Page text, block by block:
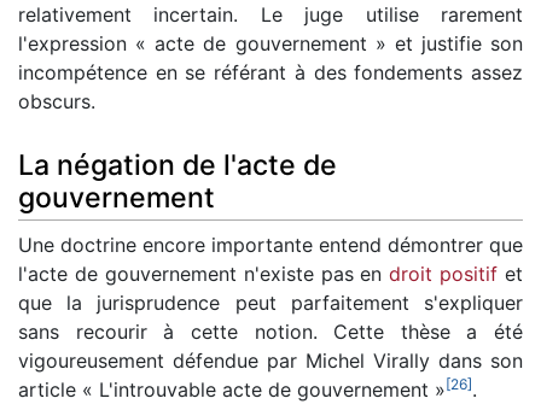
relativement incertain. Le juge utilise rarement
l'expression « acte de gouvernement » et justifie son
incompétence en se référant à des fondements assez
obscurs.
La négation de l'acte de
gouvernement
Une doctrine encore importante entend démontrer que
l'acte de gouvernement n'existe pas endroit positif et
que la jurisprudence peut parfaitement s'expliquer
sans recourir à cette notion. Cette thèse a été
vigoureusement défendue par Michel Virally dans son
article « L'introuvable acte de gouvernement »[26].